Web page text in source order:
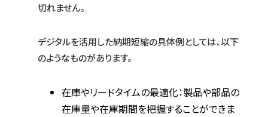
切れません。
デジタルを活用した納期短縮の具体例としては、以下
のようなものがあります。
在庫やリードタイムの最適化：製品や部品の
在庫量や在庫期間を把握することができま